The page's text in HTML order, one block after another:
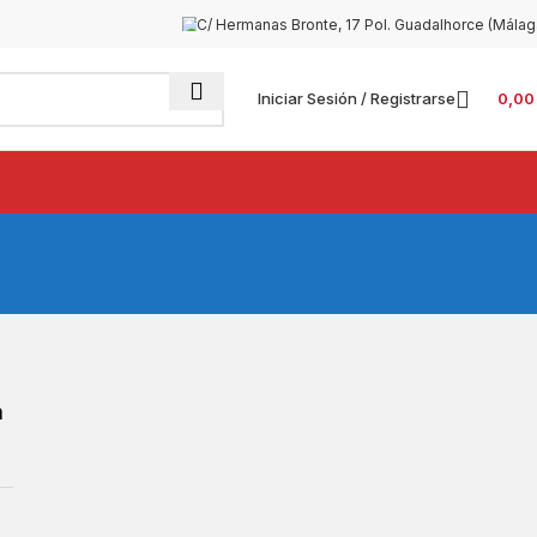
C/ Hermanas Bronte, 17 Pol. Guadalhorce
Iniciar Sesión / Registrarse 0,00